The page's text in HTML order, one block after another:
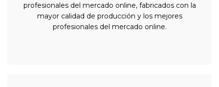
profesionales del mercado online, fabricados con la
mayor calidad de producción y los mejores
profesionales del mercado online.